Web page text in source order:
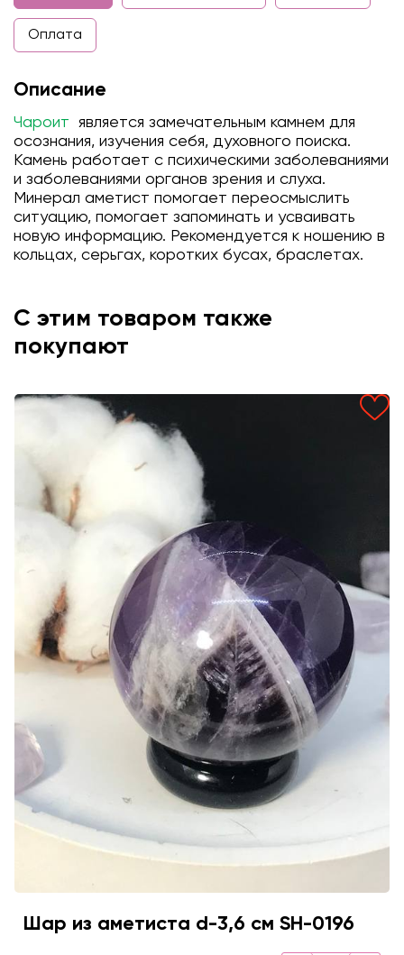
Оплата
Описание
Чароит является замечательным камнем для
осознания, изучения себя, духовного поиска.
Камень работает с психическими заболеваниями
и заболеваниями органов зрения и слуха.
Минерал аметист помогает переосмыслить
ситуацию, помогает запоминать и усваивать
новую информацию. Рекомендуется к ношению в
кольцах, серьгах, коротких бусах, браслетах.
С этим товаром также
покупают
Шар из аметиста d-3,6 см SH-0196